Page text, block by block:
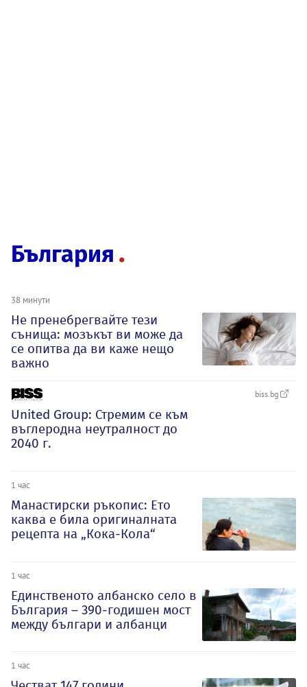
България
38 минути
Не пренебрегвайте тези
сънища: мозъкът ви може да
се опитва да ви каже нещо
важно
biss.bg
United Group: Стремим се към
въглеродна неутралност до
2040 г.
1 час
Манастирски ръкопис: Ето
каква е била оригиналната
рецепта на „Кока-Кола“
1 час
Единственото албанско село в
България – 390-годишен мост
между българи и албанци
1 час